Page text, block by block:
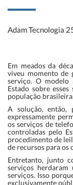
Adam Tecnologia
Em meados da
viveu momento de
serviço. O modelo
Estado sobre
população brasileira.
A solução,
expressamente
os serviços de
controladas pelo
procedimento de
de recursos para os
Entretanto, junto
serviços
serviços. Isso
exclusivamente